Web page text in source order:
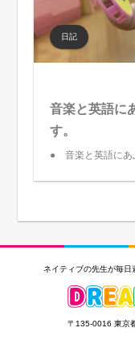
日記
音楽と英語に
す。
● 音楽と英語にあ
ネイティブの先生が毎日
〒135-0016 東京